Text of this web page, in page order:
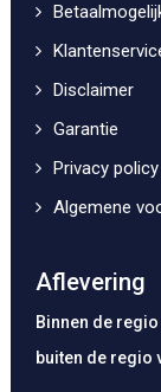
Disclaimer
Garantie
Privacy policy
Algemene
Aflevering
Binnen de
buiten de regio